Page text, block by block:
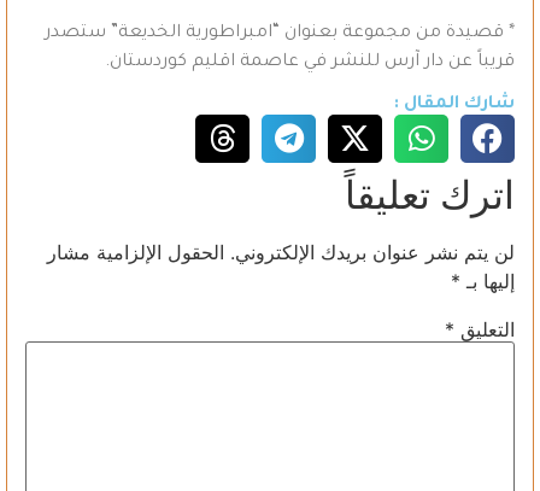
* قصيدة من مجموعة بعنوان “امبراطورية الخديعة” ستصدر
قريباً عن دار آرس للنشر في عاصمة اقليم كوردستان.
شارك المقال :
اترك تعليقاً
لن يتم نشر عنوان بريدك الإلكتروني. الحقول الإلزامية مشار
إليها بـ *
التعليق *